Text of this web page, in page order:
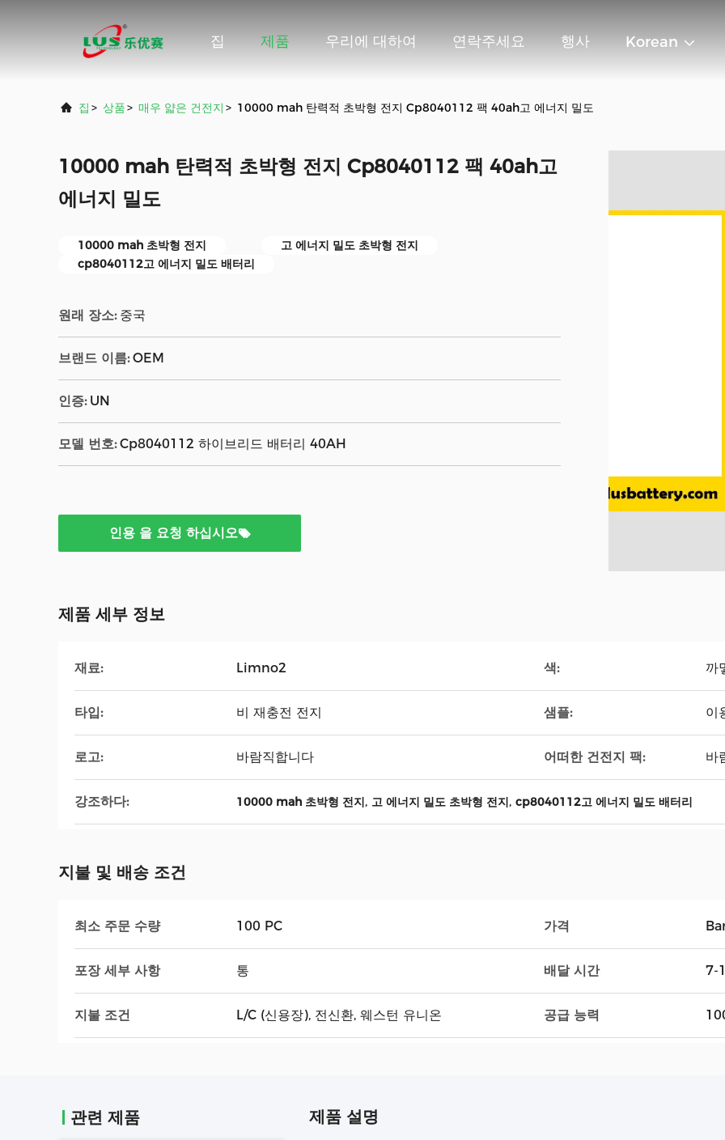
집 제품 우리에 대하여 연락주세요 행사 Korean
집 > 상품> 매우 얇은 건전지 > 10000 mah 탄력적 초박형 전지 Cp8040112 팩 40ah고 에너지 밀도
10000 mah 탄력적 초박형 전지 Cp8040112 팩 40ah고
에너지 밀도
10000 mah 초박형 전지
고 에너지 밀도 초박형 전지
cp8040112고 에너지 밀도 배터리
원래 장소: 중국
브랜드 이름: OEM
인증: UN
모델 번호: Cp8040112 하이브리드 배터리 40AH
인용 을 요청 하십시오
제품 세부 정보
재료: Limno2 색: 까
타입: 비 재충전 전지 샘플: 이
로고: 바람직합니다 어떠한 건전지 팩: 바
강조하다: 10000 mah 초박형 전지, 고 에너지 밀도 초박형 전지, cp8040112고 에너지 밀도 배터리
지불 및 배송 조건
최소 주문 수량 100 PC 가격
포장 세부 사항 통 배달 시간 7-
지불 조건 L/C (신용장), 전신환, 웨스턴 유니온 공급 능력
관련 제품 제품 설명